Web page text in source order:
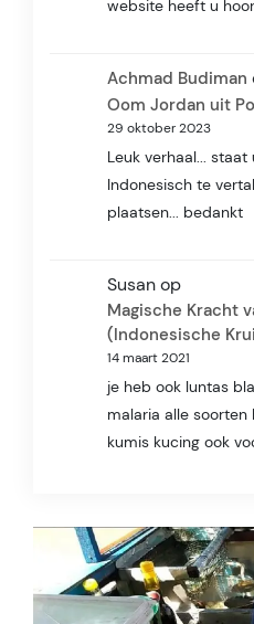
website heeft u
Achmad Budiman
Oom Jordan uit
29 oktober 2023
Leuk verhaal...
Indonesisch te
plaatsen... bedankt
Susanop
Magische Kracht
(Indonesische
14 maart 2021
je heb ook luntas
malaria alle
kumis kucing ook